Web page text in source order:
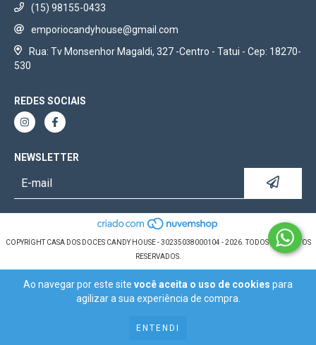
Ao navegar por este site você aceita o uso de cookies para
agilizar a sua experiência de compra.
ENTENDI
(15) 98155-0433
emporiocandyhouse@gmail.com
Rua: Tv Monsenhor Magaldi, 327 -Centro - Tatui - Cep: 18270-
530
REDES SOCIAIS
NEWSLETTER
COPYRIGHT CASA DOS DOCES CANDY HOUSE - 30235038000104 - 2026. TODOS OS DIREITOS
RESERVADOS.